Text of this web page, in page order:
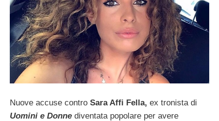
Nuove accuse contro Sara Affi Fella, ex tronista di
Uomini e Donne diventata popolare per avere